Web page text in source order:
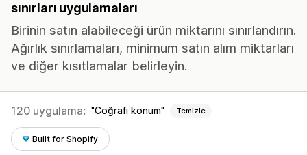
sınırları uygulamaları
Birinin satın alabileceği ürün miktarını sınırlandırın.
Ağırlık sınırlamaları, minimum satın alım miktarları
ve diğer kısıtlamalar belirleyin.
120 uygulama: Coğrafi konum Temizle
Built for Shopify